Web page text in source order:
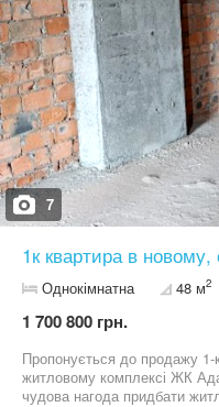
7
1к квартира в
Однокімнатна 48 м2
1 700 800 грн.
Пропонується до продажу 1-
житловому комплексі ЖК
чудова нагода придбати